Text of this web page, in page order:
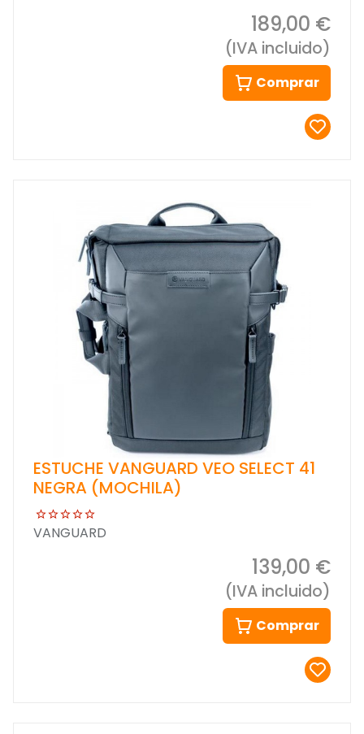
189,00 €
(IVA incluido)
Comprar
ESTUCHE VANGUARD VEO SELECT 41
NEGRA (MOCHILA)
VANGUARD
139,00 €
(IVA incluido)
Comprar